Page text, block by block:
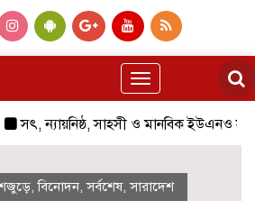
Toggle
navigation
ন্যায়নিষ্ঠ, সাহসী ও মানবিক ইউএনও সাবরিনা
,বিনোদন,সর্বশেষ,সারাদেশ